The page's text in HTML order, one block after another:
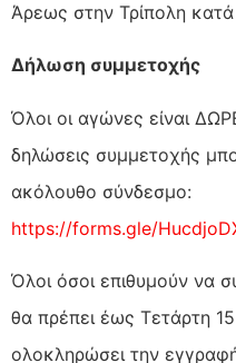
Άρεως στην Τρίπολη κατά
Δήλωση συμμετοχής
Όλοι οι αγώνες είναι
δηλώσεις συμμετοχής
ακόλουθο σύνδεσμο:
https://forms.gle/
Όλοι όσοι επιθυμούν να
θα πρέπει έως Τετάρτη
ολοκληρώσει την